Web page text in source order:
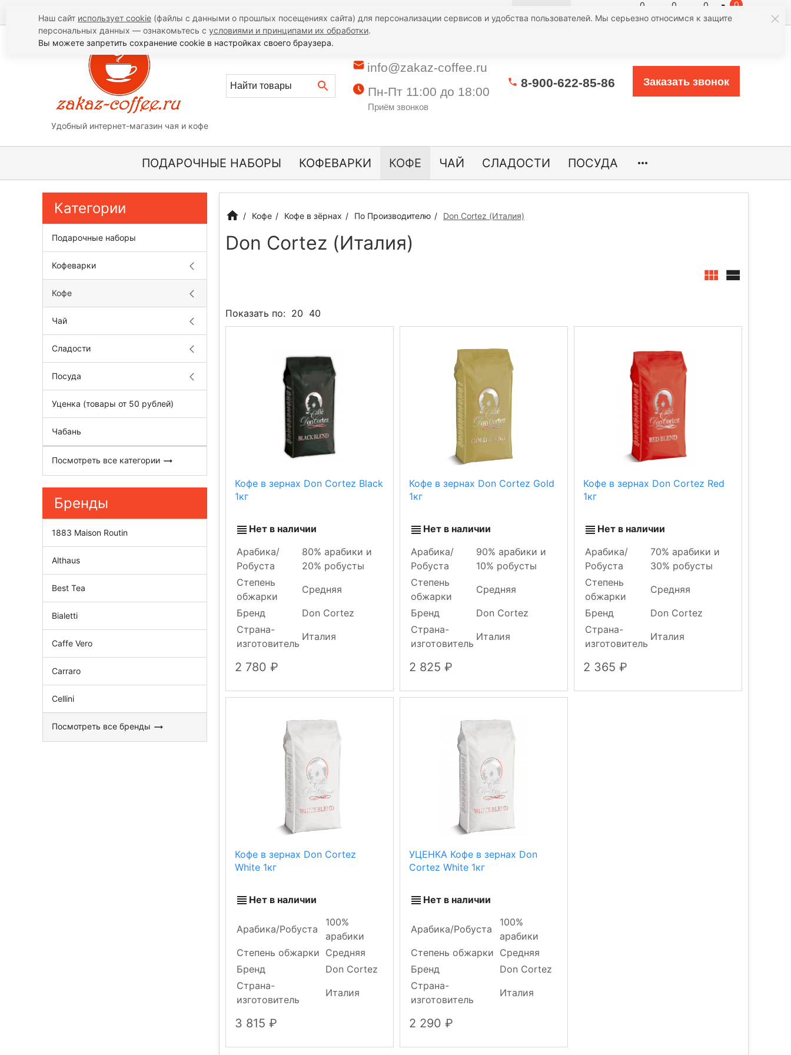
О компании Оплата Доставка/Самовывоз
0 0 0 0
Удобный интернет-магазин чая и кофе
info@zakaz-coffee.ru
Пн-Пт 11:00 до 18:00
Приём звонков
8-900-622-85-86 Заказать звонок
ПОДАРОЧНЫЕ НАБОРЫ КОФЕВАРКИ КОФЕ ЧАЙ СЛАДОСТИ ПОСУДА
Кофе Кофе в зёрнах По Производителю Don Cortez (Италия)
Don Cortez (Италия)
Показать по: 20 40
Кофе в зернах Don Cortez Black
1кг
Нет в наличии
Арабика/
Робуста
80% арабики и
20% робусты
Степень
обжарки
Средняя
Бренд
Don Cortez
Страна-
изготовитель
Италия
2 780
Кофе в зернах Don Cortez Gold
1кг
Нет в наличии
Арабика/
Робуста
90% арабики и
10% робусты
Степень
обжарки
Средняя
Бренд
Don Cortez
Страна-
изготовитель
Италия
2 825
Кофе в зернах Don Cortez Red
1кг
Нет в наличии
Арабика/
Робуста
70% арабики и
30% робусты
Степень
обжарки
Средняя
Бренд
Don Cortez
Страна-
изготовитель
Италия
2 365
Кофе в зернах Don Cortez
White 1кг
Нет в наличии
Арабика/Робуста
100%
арабики
Степень обжарки Средняя
Бренд
Don Cortez
Страна-
изготовитель
Италия
3 815
УЦЕНКА Кофе в зернах Don
Cortez White 1кг
Нет в наличии
Арабика/Робуста
100%
арабики
Степень обжарки Средняя
Бренд
Don Cortez
Страна-
изготовитель
Италия
2 290
Категории
Подарочные наборы
Кофеварки
Кофе
Чай
Сладости
Посуда
Уценка (товары от 50 рублей)
Чабань
Посмотреть все категории
Бренды
1883 Maison Routin
Althaus
Best Tea
Bialetti
Caffe Vero
Carraro
Cellini
Посмотреть все бренды
Наш сайт использует cookie (файлы с данными о прошлых посещениях сайта) для персонализации сервисов и удобства пользователей. Мы серьезно относимся к защите
персональных данных — ознакомьтесь с условиями и принципами их обработки.
Вы можете запретить сохранение cookie в настройках своего браузера.